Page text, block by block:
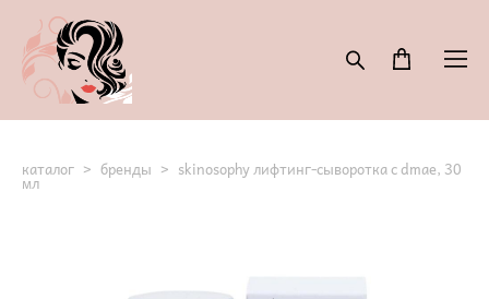
каталог > бренды > skinosophy лифтинг-сыворотка с dmae, 30
мл